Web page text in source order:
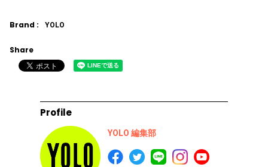
Brand : YOLO
Share
Profile
YOLO 編集部